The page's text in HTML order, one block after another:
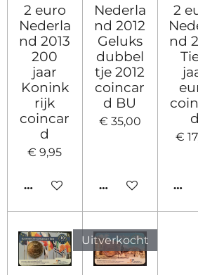
2 euro
Nederla
nd 2013
200
jaar
Konink
rijk
coincar
d
€ 9,95
IN WINKELWAGEN
Nederla
nd 2012
Geluks
dubbel
tje 2012
coincar
d BU
€ 35,00
IN
2
nd
d
€
IN
Uitverkocht